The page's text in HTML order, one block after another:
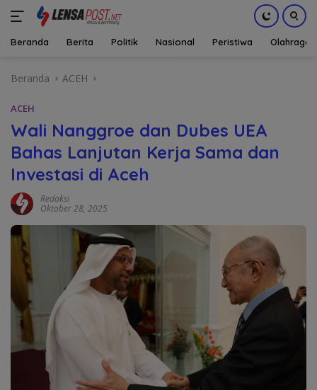
Beranda Berita Politik Nasional Peristiwa Olahraga
Beranda ACEH
ACEH
Wali Nanggroe dan Dubes UEA
Bahas Lanjutan Kerja Sama dan
Investasi di Aceh
Redaksi
Oktober 28, 2025